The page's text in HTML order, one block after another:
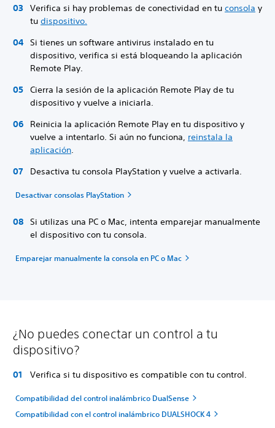
Verifica si hay problemas de conectividad en tu consola y
tu dispositivo.
Si tienes un software antivirus instalado en tu
dispositivo, verifica si está bloqueando la aplicación
Remote Play.
Cierra la sesión de la aplicación Remote Play de tu
dispositivo y vuelve a iniciarla.
Reinicia la aplicación Remote Play en tu dispositivo y
vuelve a intentarlo. Si aún no funciona, reinstala la
aplicación.
Desactiva tu consola PlayStation y vuelve a activarla.
Desactivar consolas PlayStation
Si utilizas una PC o Mac, intenta emparejar manualmente
el dispositivo con tu consola.
Emparejar manualmente la consola en PC o Mac
¿No puedes conectar un control a tu
dispositivo?
Verifica si tu dispositivo es compatible con tu control.
Compatibilidad del control inalámbrico DualSense
Compatibilidad con el control inalámbrico DUALSHOCK 4